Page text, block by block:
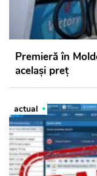
Premieră în
același preț
actual